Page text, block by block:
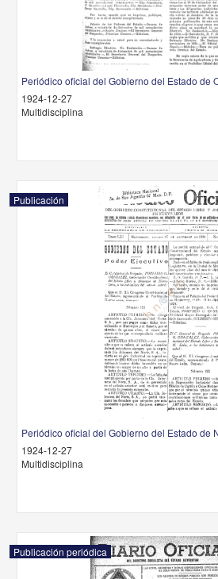
Periódico oficial del Gobierno del Estado de
1924-12-27
Multidisciplina
Publicación
Periódico oficial del Gobierno del Estado de
1924-12-27
Multidisciplina
Publicación periódica